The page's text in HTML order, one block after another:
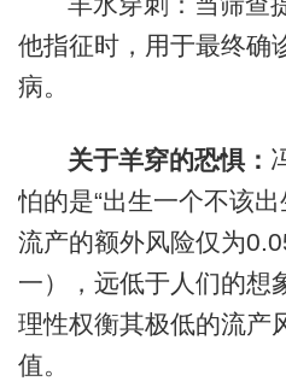
他指征时，用于最终确
病。
关于羊穿的恐惧：
怕的是“出生一个不该
流产的额外风险仅为
一），远低于人们的想
理性权衡其极低的流产
值。